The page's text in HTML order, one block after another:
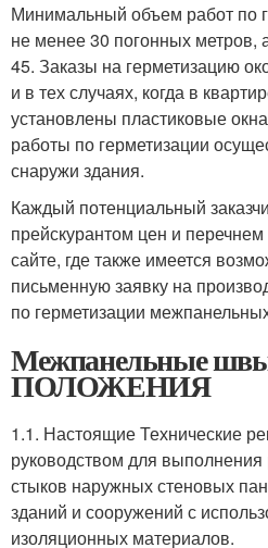
Минимальный объем работ по
не менее 30 погонных метров,
45. Заказы на герметизацию
и в тех случаях, когда в
установлены пластиковые
работы по герметизации
снаружи здания.
Каждый потенциальный
прейскурантом цен и
сайте, где также имеется
письменную заявку на
по герметизации
Межпанельные
ПОЛОЖЕНИЯ
1.1. Настоящие Технические
руководством для выполнения
стыков наружных стеновых
зданий и сооружений с
изоляционных материалов.